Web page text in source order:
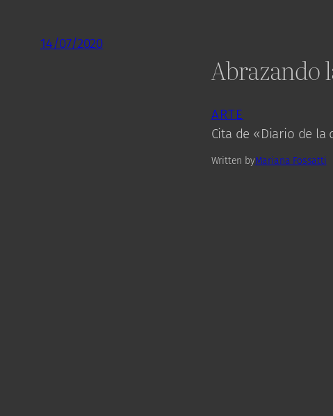
14/07/2020
Abrazando
ARTE
Cita de «Diario de
Written byMariana Fossatti